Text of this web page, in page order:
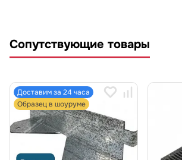
Сопутствующие товары
Доставим за 24 часа
Образец в шоуруме